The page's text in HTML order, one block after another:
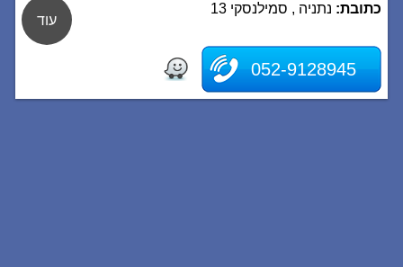
כתובת: נתניה , סמילנסקי 13
052-9128945
עוד